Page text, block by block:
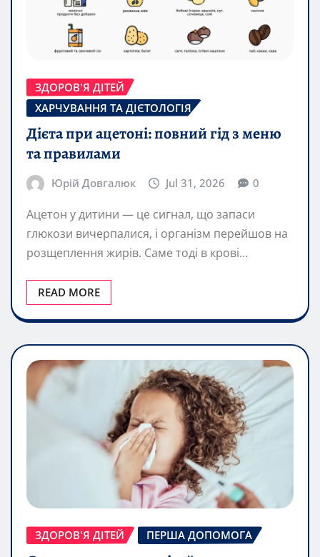
ЗДОРОВ'Я ДІТЕЙ
ХАРЧУВАННЯ ТА ДІЄТОЛОГІЯ
Дієта при ацетоні: повний гід з меню
та правилами
Юрій Довгалюк Jul 31, 2026 0
Ацетон у дитини — це сигнал, що запаси
глюкози вичерпалися, і організм перейшов на
розщеплення жирів. Саме тоді в крові…
READ MORE
ЗДОРОВ'Я ДІТЕЙ ПЕРША ДОПОМОГА